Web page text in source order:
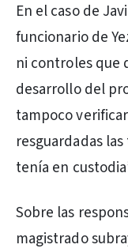
En el caso de
funcionario de
ni controles que
desarrollo del
tampoco
resguardadas
tenía en
Sobre las
magistrado